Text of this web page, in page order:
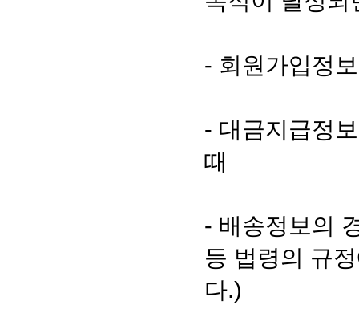
- 회원가입정
- 대금지급정
때
- 배송정보의
등 법령의 규
다.)